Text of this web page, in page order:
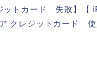
ットカード 失敗】【
クレジットカード 使